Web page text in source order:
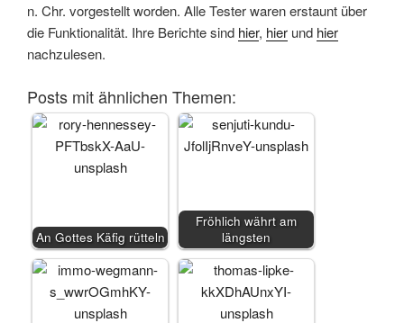
n. Chr. vorgestellt worden. Alle Tester waren erstaunt über
die Funktionalität. Ihre Berichte sind hier, hier und hier
nachzulesen.
Posts mit ähnlichen Themen:
An Gottes Käfig rütteln
Fröhlich währt am
längsten